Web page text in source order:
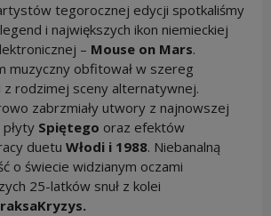
tegorocznej edycji spotkaliśmy
i największych ikon niemieckiej
– Mouse on Mars.
muzyczny obfitował w szereg
z rodzimej sceny alternatywnej.
zabrzmiały utwory z najnowszej
Spiętego oraz efektów
duetu Włodi i 1988. Niebanalną
o świecie widzianym oczami
25-latków snuł z kolei